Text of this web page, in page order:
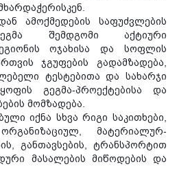
ამოქმედების საფუძვლების
შემდგომი აქტიური
ოჯახისა და სოფლის
ჯგუფების გადამზადება,
ტესტებითა და სახარჯი
გეგმა-პროექტებისა და
მომზადება.
იქნა სხვა რიგი საკითხები,
მატერიალურ-
განთავსების, ტრანსპორტით
მასალების მიწოდების და